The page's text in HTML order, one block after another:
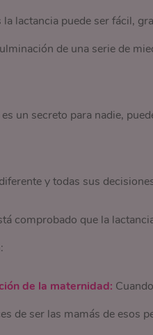
la lactancia puede ser fácil,
de una serie de
un secreto para nadie,
y todas sus
comprobado que la
de la maternidad:
de ser las mamás de esos